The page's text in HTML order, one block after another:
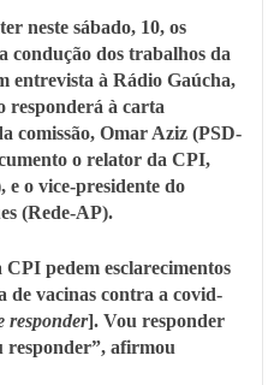
neste sábado, 10, os
condução dos trabalhos da
entrevista à Rádio Gaúcha,
responderá à carta
comissão, Omar Aziz (PSD-
o relator da CPI,
o vice-presidente do
(Rede-AP).
pedem esclarecimentos
de vacinas contra a covid-
responder]. Vou responder
responder”, afirmou